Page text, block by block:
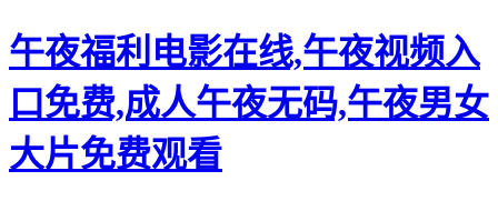
午夜福利电影在线,午夜视频入
口免费,成人午夜无码,午夜男女
大片免费观看